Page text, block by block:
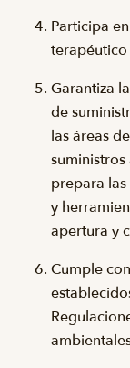
Participa
Garantiza
de
las áreas
prepara
y
apertura y
Cumple